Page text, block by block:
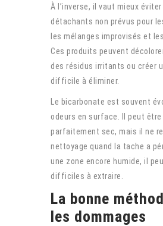
À l’inverse, il vaut mieux éviter
détachants non prévus pour
les mélanges improvisés et
Ces produits peuvent
des résidus irritants ou créer
difficile à éliminer.
Le bicarbonate est souvent
odeurs en surface. Il peut
parfaitement sec, mais il ne
nettoyage quand la tache a
une zone encore humide, il
difficiles à extraire.
La bonne
les dommages